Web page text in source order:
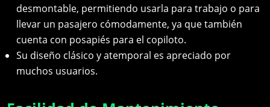
desmontable, permitiendo usarla para trabajo o para
llevar un pasajero cómodamente, ya que también
cuenta con posapiés para el copiloto.
Su diseño clásico y atemporal es apreciado por
muchos usuarios.